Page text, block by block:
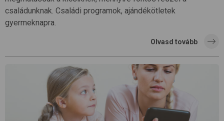
családunknak. Családi programok, ajándékötletek
gyermeknapra.
Olvasd tovább